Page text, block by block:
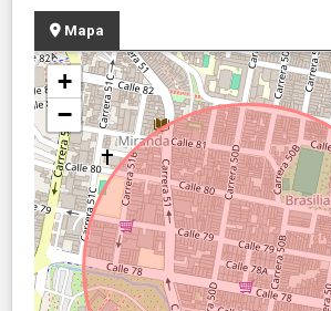
Mapa
+
−